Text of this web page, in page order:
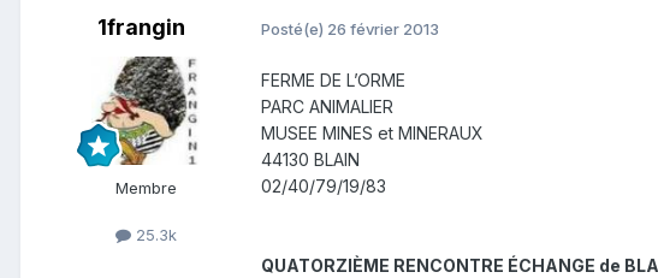
1frangin
Membre
25.3k
Posté(e) 26 février 2013
FERME DE L’ORME
PARC ANIMALIER
MUSEE MINES et MINERAUX
44130 BLAIN
02/40/79/19/83
QUATORZIÈME RENCONTRE ÉCHANGE de